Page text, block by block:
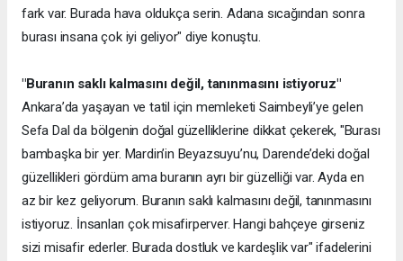
fark var. Burada hava oldukça serin. Adana sıcağından sonra
burası insana çok iyi geliyor" diye konuştu.
"Buranın saklı kalmasını değil, tanınmasını istiyoruz"
Ankara’da yaşayan ve tatil için memleketi Saimbeyli’ye gelen
Sefa Dal da bölgenin doğal güzelliklerine dikkat çekerek, "Burası
bambaşka bir yer. Mardin’in Beyazsuyu’nu, Darende’deki doğal
güzellikleri gördüm ama buranın ayrı bir güzelliği var. Ayda en
az bir kez geliyorum. Buranın saklı kalmasını değil, tanınmasını
istiyoruz. İnsanları çok misafirperver. Hangi bahçeye girseniz
sizi misafir ederler. Burada dostluk ve kardeşlik var" ifadelerini